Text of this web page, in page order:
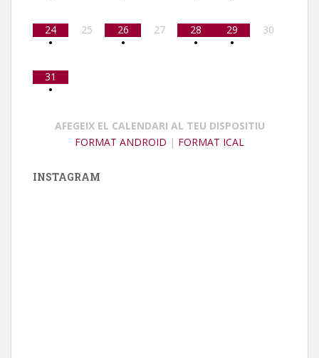
24
•
25
26
•
27
28
•
29
•
30
31
•
AFEGEIX EL CALENDARI AL TEU DISPOSITIU
FORMAT ANDROID | FORMAT ICAL
INSTAGRAM